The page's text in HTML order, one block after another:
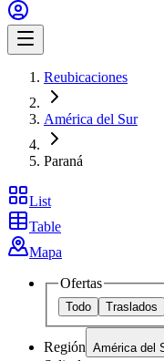
Reubicaciones
América del Sur
Paraná
List
Table
Mapa
Ofertas
Todo Traslados
Región América del